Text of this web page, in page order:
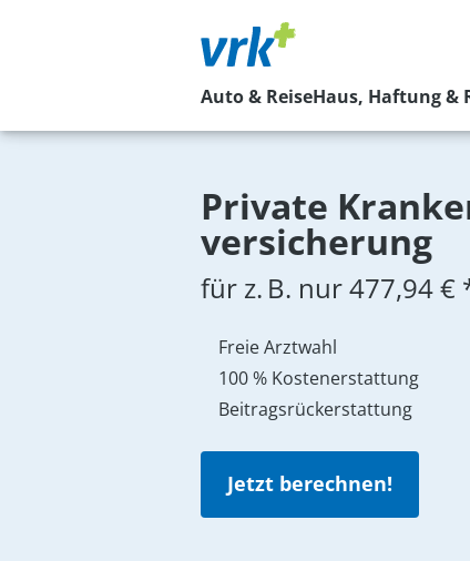
Auto & ReiseHaus, Haftung &
Private
versicherung
für z. B. nur 477,94 €
Freie Arztwahl
100 % Kostenerstattung
Beitragsrückerstattung
Jetzt berechnen!